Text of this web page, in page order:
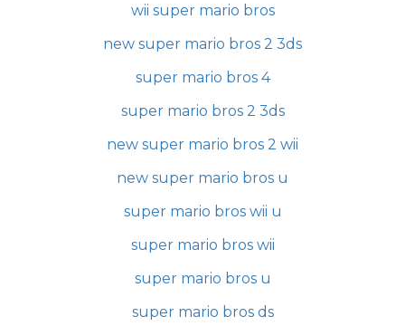
wii super mario bros
new super mario bros 2 3ds
super mario bros 4
super mario bros 2 3ds
new super mario bros 2 wii
new super mario bros u
super mario bros wii u
super mario bros wii
super mario bros u
super mario bros ds